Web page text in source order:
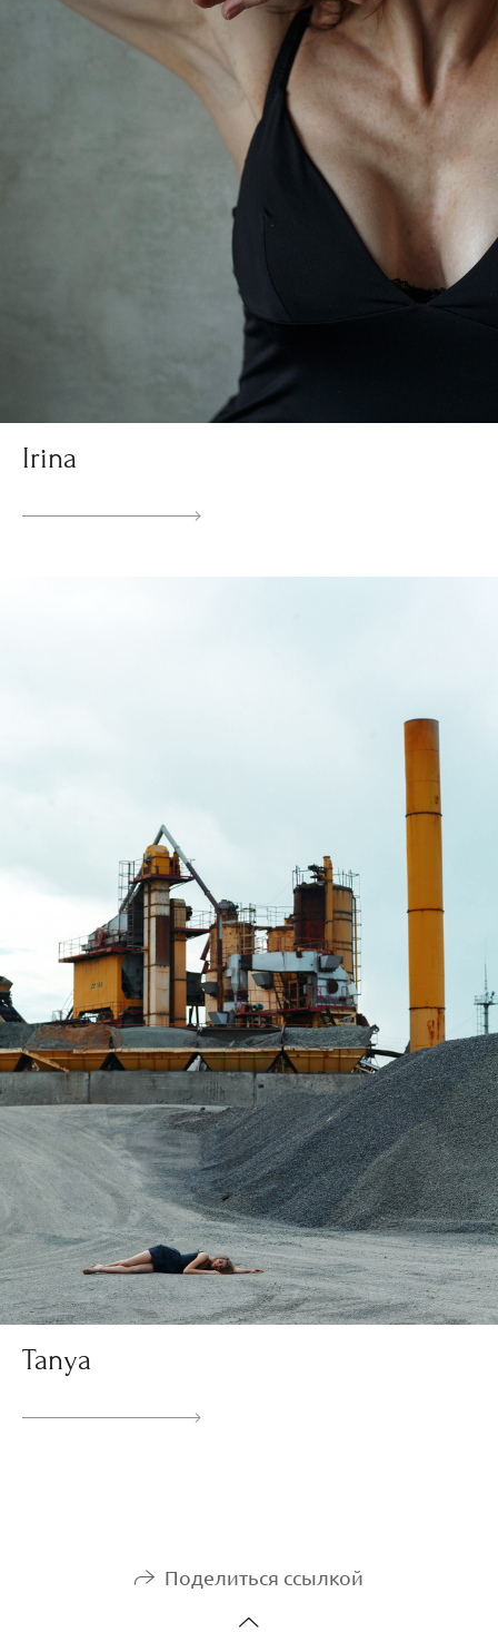
Irina
Tanya
Поделиться ссылкой